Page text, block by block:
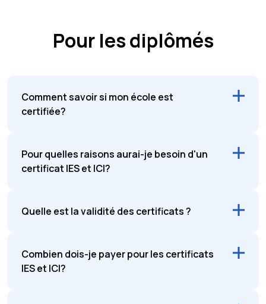
Pour les diplômés
Comment savoir si mon école est
certifiée?
Pour quelles raisons aurai-je besoin d'un
certificat IES et ICI?
Quelle est la validité des certificats ?
Combien dois-je payer pour les certificats
IES et ICI?